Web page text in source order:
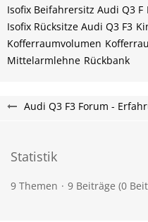
Isofix Beifahrersitz Audi Q3 F
Isofix Rücksitze Audi Q3 F3
Kofferraumvolumen
Mittelarmlehne Rückbank
Statistik
9 Themen 9 Beiträge (0